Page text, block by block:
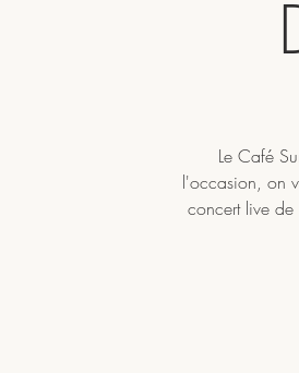
Le Café
l'occasion, on
concert live de